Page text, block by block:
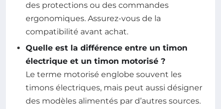
des protections ou des commandes
ergonomiques. Assurez-vous de la
compatibilité avant achat.
Quelle est la différence entre un timon
électrique et un timon motorisé ?
Le terme motorisé englobe souvent les
timons électriques, mais peut aussi désigner
des modèles alimentés par d’autres sources.